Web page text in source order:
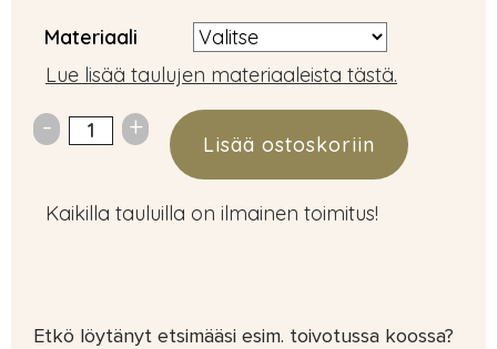
Materiaali
Lue lisää taulujen materiaaleista tästä.
Lisää ostoskoriin
Kaikilla tauluilla on ilmainen toimitus!
Etkö löytänyt etsimääsi esim. toivotussa koossa?